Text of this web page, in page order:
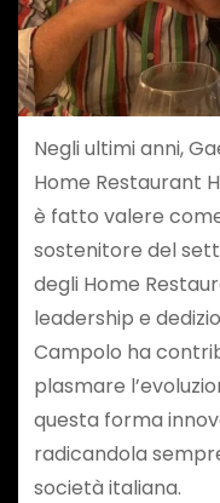
Negli ultimi anni,
Home Restaurant
è fatto valere
sostenitore del
degli Home
leadership e
Campolo ha
plasmare
questa forma
radicandola
società italiana.